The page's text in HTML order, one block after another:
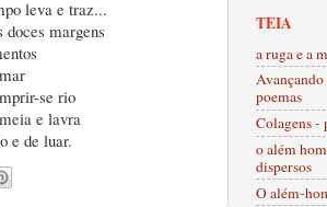
leva e traz...
margens
se rio
e lavra
e de luar.
TEIA
a ruga e a
Avançando
poemas
Colagens -
o além
dispersos
O além-